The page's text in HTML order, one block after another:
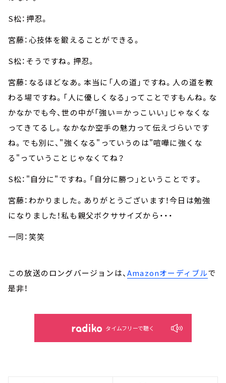
S松：押忍。
宮藤：心技体を鍛えることができる。
S松：そうですね。押忍。
宮藤：なるほどなあ。本当に「人の道」ですね。人の道を教
わる場ですね。「人に優しくなる」ってことですもんね。な
かなかでも今、世の中が「強い＝かっこいい」じゃなくな
ってきてるし。なかなか空手の魅力って伝えづらいです
ね。でも別に、"強くなる"っていうのは"喧嘩に強くな
る"っていうことじゃなくてね？
S松："自分に"ですね。「自分に勝つ」ということです。
宮藤：わかりました。ありがとうございます！今日は勉強
になりました！私も親父ボクササイズから・・・
一同：笑笑
この放送のロングバージョンは、 Amazonオーディブルで
是非！
タイムフリーで聴く